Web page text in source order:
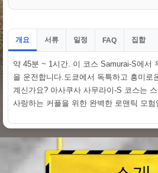
개요 서류 일정 FAQ 집합
약 45분 ~ 1시간. 이 코스 Samurai-S에서
을 운전합니다.도쿄에서 독특하고 흥미로
계신가요? 아사쿠사 사무라이-S 코스는
사랑하는 커플을 위한 완벽한 로맨틱 모험